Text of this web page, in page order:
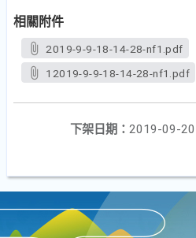
相關附件
2019-9-9-18-14-28-nf1.pdf
12019-9-9-18-14-28-nf1.pdf
下架日期： 2019-09-20